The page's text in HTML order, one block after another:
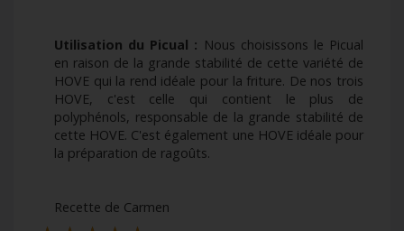
Utilisation du Picual : Nous choisissons le Picual
en raison de la grande stabilité de cette variété de
HOVE qui la rend idéale pour la friture. De nos trois
HOVE, c'est celle qui contient le plus de
polyphénols, responsable de la grande stabilité de
cette HOVE. C'est également une HOVE idéale pour
la préparation de ragoûts.
Recette de Carmen